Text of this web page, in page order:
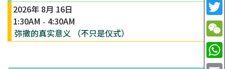
2026年 8月 16日
1:30AM - 4:30AM
弥撒的真实意义 （不只是仪式）